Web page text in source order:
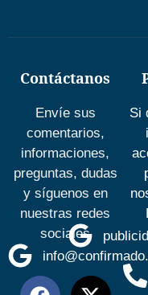
Contáctanos
Envíe sus
comentarios,
informaciones,
preguntas, dudas
y síguenos en
nuestras redes
sociales
Si